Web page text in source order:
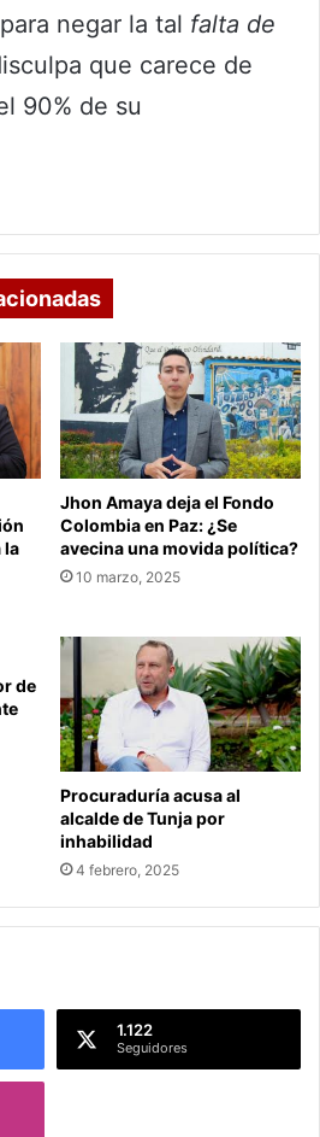
negar la tal falta de
que carece de
90% de su
la
Jhon Amaya deja el Fondo
Colombia en Paz: ¿Se
avecina una movida política?
10 marzo, 2025
de
Procuraduría acusa al
alcalde de Tunja por
inhabilidad
4 febrero, 2025
1.122
Seguidores